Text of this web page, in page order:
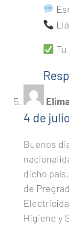
4 de
Buenos
dicho
de
Higiene y